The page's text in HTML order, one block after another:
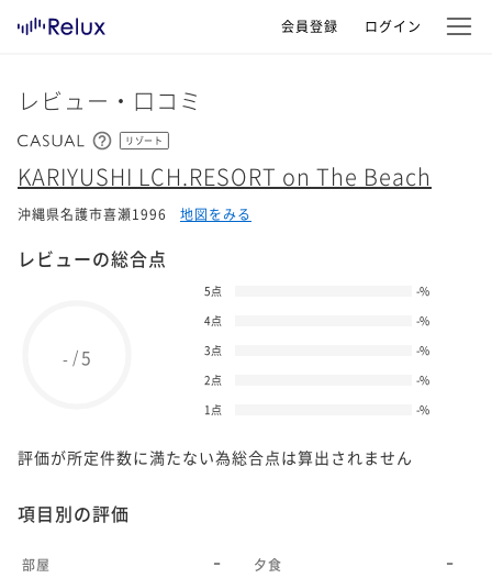
会員登録 ログイン
レビュー・口コミ
リゾート
KARIYUSHI LCH.RESORT on The Beach
沖縄県名護市喜瀬1996 地図をみる
レビューの総合点
- /5
5点 -%
4点
-%
3点
-%
2点
-%
1点
-%
評価が所定件数に満たない為総合点は算出されません
項目別の評価
部屋 - 夕食 -